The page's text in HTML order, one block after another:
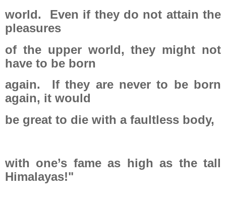
world.
Even if they do not attain the
pleasures
of the upper world, they might not
have to be born
again.
If they are never to be born
again, it would
be great to die with a faultless body,
with one’s fame as high as the tall
Himalayas!"